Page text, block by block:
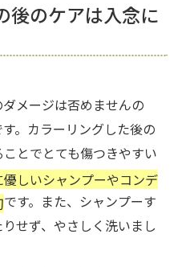
後のケアは入念に
メージは否めませんの
。カラーリングした後の
とでとても傷つきやすい
しいシャンプーやコンデ
です。また、シャンプーす
せず、やさしく洗いまし